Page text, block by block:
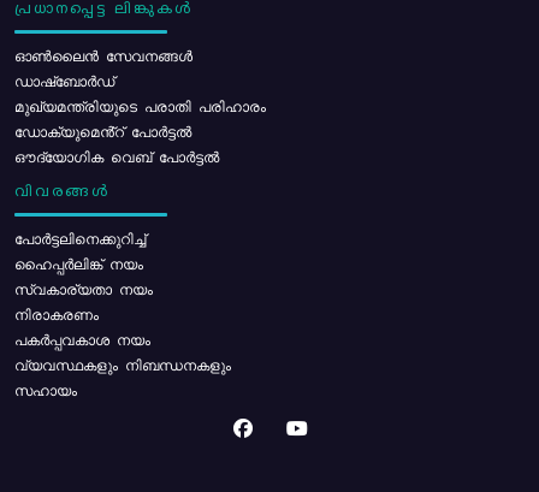
പ്രധാനപ്പെട്ട ലിങ്കുകൾ
ഓൺലൈൻ സേവനങ്ങൾ
ഡാഷ്ബോർഡ്
മുഖ്യമന്ത്രിയുടെ പരാതി പരിഹാരം
ഡോക്യുമെൻ്റ് പോർട്ടൽ
ഔദ്യോഗിക വെബ് പോർട്ടൽ
വിവരങ്ങൾ
പോര്‍ട്ടലിനെക്കുറിച്ച്
ഹൈപ്പർലിങ്ക് നയം
സ്വകാര്യതാ നയം
നിരാകരണം
പകർപ്പവകാശ നയം
വ്യവസ്ഥകളും നിബന്ധനകളും
സഹായം